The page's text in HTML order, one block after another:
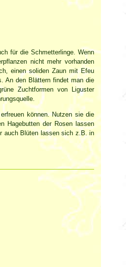
für die Schmetterlinge. Wenn
nicht mehr vorhanden
einen soliden Zaun mit Efeu
An den Blättern findet man die
Zuchtformen von Liguster
können. Nutzen sie die
Hagebutten der Rosen lassen
auch Blüten lassen sich z.B. in